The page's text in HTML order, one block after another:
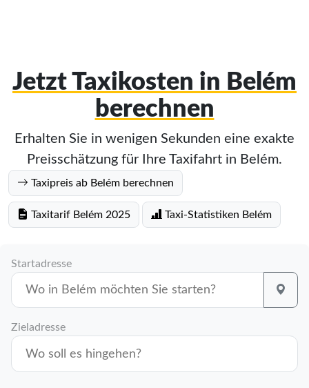
Jetzt Taxikosten in Belém
berechnen
Erhalten Sie in wenigen Sekunden eine exakte
Preisschätzung für Ihre Taxifahrt in Belém.
Taxipreis ab Belém berechnen
Taxitarif Belém 2025 Taxi-Statistiken Belém
Startadresse
Zieladresse